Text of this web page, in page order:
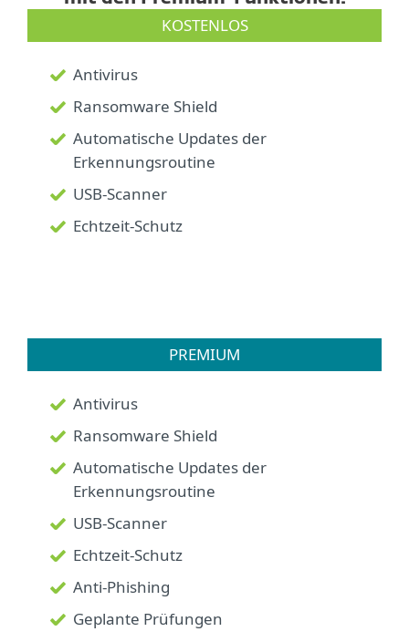
KOSTENLOS
Antivirus
Ransomware Shield
Automatische Updates der
Erkennungsroutine
USB-Scanner
Echtzeit-Schutz
PREMIUM
Antivirus
Ransomware Shield
Automatische Updates der
Erkennungsroutine
USB-Scanner
Echtzeit-Schutz
Anti-Phishing
Geplante Prüfungen